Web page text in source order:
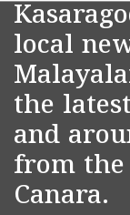
local
the
and
from the
Canara.